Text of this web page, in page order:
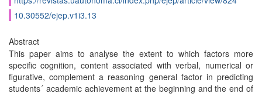
10.30552/ejep.v1i3.13
Abstract
This paper aims to analyse the extent to which factors more
specific cognition, content associated with verbal, numerical or
figurative, complement a reasoning general factor in predicting
students´ academic achievement at the beginning and the end of